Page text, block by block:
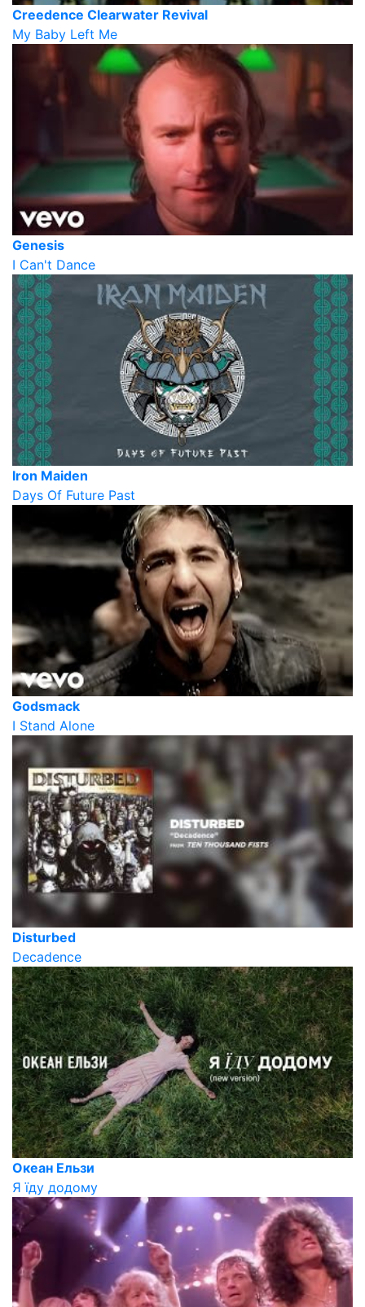
Creedence Clearwater Revival
My Baby Left Me
Genesis
I Can't Dance
Iron Maiden
Days Of Future Past
Godsmack
I Stand Alone
Disturbed
Decadence
Океан Ельзи
Я їду додому